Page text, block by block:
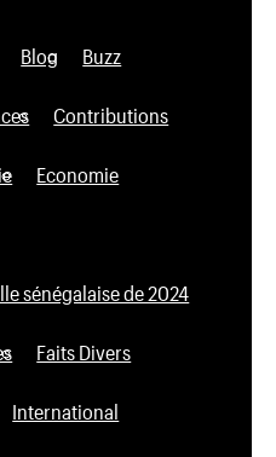
Blog Buzz
Contributions
Economie
sénégalaise de 2024
Faits Divers
International